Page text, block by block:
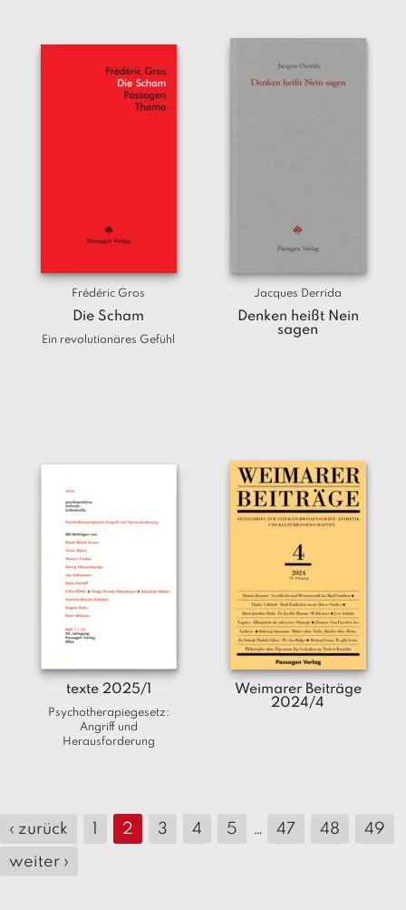
Frédéric Gros
Die Scham
Ein revolutionäres Gefühl
Jacques Derrida
Denken heißt Nein
sagen
texte 2025/1
Psychotherapiegesetz:
Angriff und
Herausforderung
Weimarer Beiträge
2024/4
‹ zurück 2 3 4 5 … 47 48
49
weiter ›